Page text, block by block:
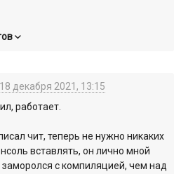
18 декабря 2021, 13:15
работает.
чит, теперь не нужно никаких
вставлять, он лично мной
с компиляцией, чем над